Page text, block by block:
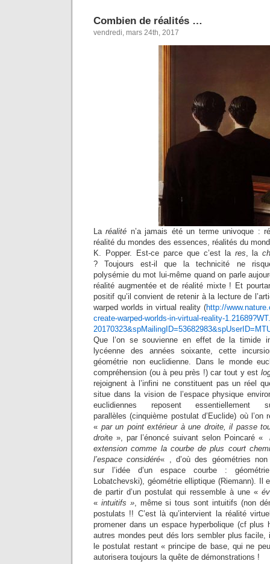
Combien de réalités …
vendredi, mars 24th, 2017
Laréalité n’a jamais été un terme univoque :
réalité du mondes des essences, réalités du
K. Popper. Est-ce parce que c’est la res, la
? Toujours est-il que la technicité ne
polysémie du mot lui-même quand on parle
réalité augmentée et de réalité mixte ! Et
positif qu’il convient de retenir à la lecture de
warped worlds in virtual reality (http://
create-warped-worlds-in-virtual-reality-
Que l’on se souvienne en effet de la timide
lycéenne des années soixante, cette
géométrie non euclidienne. Dans le monde
compréhension (ou à peu près !) car tout y est
rejoignent à l’infini ne constituent pas un réel
situe dans la vision de l’espace physique
euclidiennes reposent
parallèles (cinquième postulat d’Euclide) où l’on
« par un point extérieur à une droite, il passe
droite », par l’énoncé suivant selon Poincaré «
extension comme la courbe de plus court
l’espace considéré« , d’où des géométries
sur l’idée d’un espace courbe : géométrie
Lobatchevski), géométrie elliptique (Riemann). Il
de partir d’un postulat qui ressemble à une «
« intuitifs », même si tous sont intuitifs (non
postulats !! C’est là qu’intervient la réalité
promener dans un espace hyperbolique (cf plus
autres mondes peut dés lors sembler plus facile,
le postulat restant « principe de base, qui ne
autorisera toujours la quête de démonstrations !